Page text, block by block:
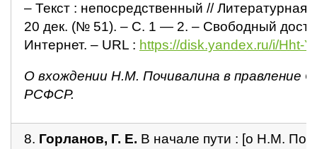
– Текст : непосредственный // Литературная
20 дек. (№ 51). – С. 1 — 2. – Свободный
Интернет. – URL : https://disk.yandex.ru/i/Hht-
О вхождении Н.М. Почивалина в правление
РСФСР.
8. Горланов, Г. Е. В начале пути : [о Н.М.